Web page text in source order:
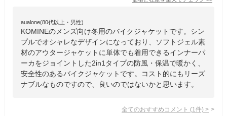
aualone(80代以上・男性)
KOMINEのメンズ向け冬用のバイクジャケットです。シン
プルでオシャレなデザインになっており、ソフトジェル素
材のアウタージャケットに単体でも着用できるインナーパ
ーカをジョイントした2in1タイプの防風・保温で暖かく、
安全性のあるバイクジャケットです。コスト的にもリーズ
ナブルなものですので、良いのではないかと思います。
全てのおすすめコメント (1 件) >